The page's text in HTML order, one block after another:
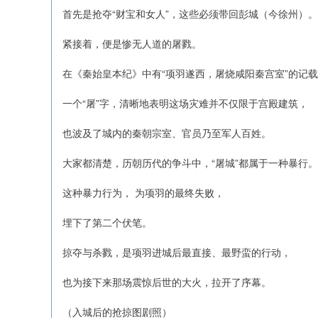
首先是抢夺“财宝和女人”，这些必须带回彭城（今徐州）。
紧接着，便是惨无人道的屠戮。
在《秦始皇本纪》中有“项羽遂西，屠烧咸阳秦宫室”的记
一个“屠”字，清晰地表明这场灾难并不仅限于宫殿建筑，
也波及了城内的秦朝宗室、官员乃至军人百姓。
大家都清楚，历朝历代的争斗中，“屠城”都属于一种暴行。
这种暴力行为， 为项羽的最终失败，
埋下了第二个伏笔。
掠夺与杀戮，是项羽进城后最直接、最野蛮的行动，
也为接下来那场震惊后世的大火，拉开了序幕。
（入城后的抢掠图剧照）